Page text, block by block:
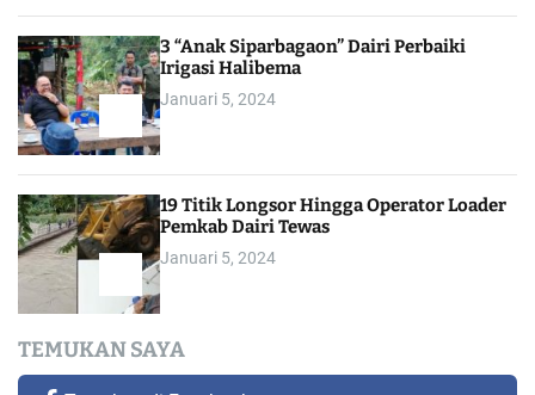
3 “Anak Siparbagaon” Dairi Perbaiki
Irigasi Halibema
Januari 5, 2024
19 Titik Longsor Hingga Operator Loader
Pemkab Dairi Tewas
Januari 5, 2024
TEMUKAN SAYA